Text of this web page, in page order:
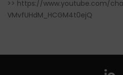
>> https://www.youtube.com/
VMvfUHdM_HCGM4t0ejQ